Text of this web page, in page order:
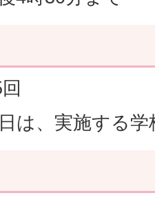
は、実施する